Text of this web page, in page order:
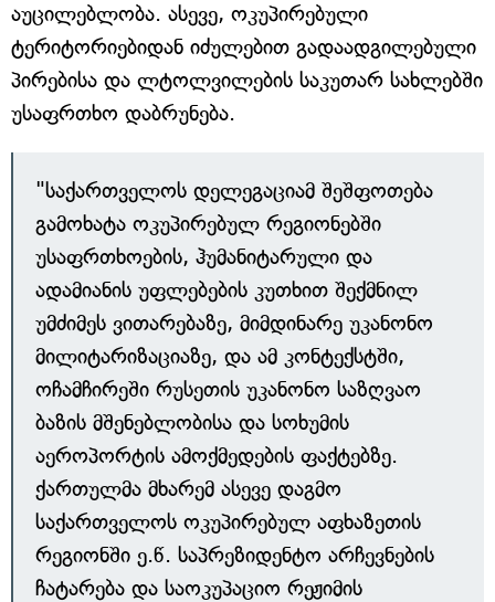
აუცილებლობა. ასევე, ოკუპირებული
ტერიტორიებიდან იძულებით გადაადგილებული
პირებისა და ლტოლვილების საკუთარ სახლებში
უსაფრთხო დაბრუნება.
"საქართველოს დელეგაციამ შეშფოთება
გამოხატა ოკუპირებულ რეგიონებში
უსაფრთხოების, ჰუმანიტარული და
ადამიანის უფლებების კუთხით შექმნილ
უმძიმეს ვითარებაზე, მიმდინარე უკანონო
მილიტარიზაციაზე, და ამ კონტექსტში,
ოჩამჩირეში რუსეთის უკანონო საზღვაო
ბაზის მშენებლობისა და სოხუმის
აეროპორტის ამოქმედების ფაქტებზე.
ქართულმა მხარემ ასევე დაგმო
საქართველოს ოკუპირებულ აფხაზეთის
რეგიონში ე.წ. საპრეზიდენტო არჩევნების
ჩატარება და საოკუპაციო რეჟიმის